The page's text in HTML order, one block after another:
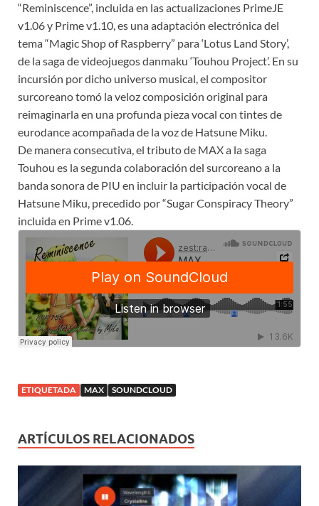
“Reminiscence”, incluida en las actualizaciones PrimeJE
v1.06 y Prime v1.10, es una adaptación electrónica del
tema “Magic Shop of Raspberry” para ‘Lotus Land Story’,
de la saga de videojuegos danmaku ‘Touhou Project’. En su
incursión por dicho universo musical, el compositor
surcoreano tomó la veloz composición original para
reimaginarla en una profunda pieza vocal con tintes de
eurodance acompañada de la voz de Hatsune Miku.
De manera consecutiva, el tributo de MAX a la saga
Touhou es la segunda colaboración del surcoreano a la
banda sonora de PIU en incluir la participación vocal de
Hatsune Miku, precedido por “Sugar Conspiracy Theory”
incluida en Prime v1.06.
ETIQUETADA MAX SOUNDCLOUD
ARTÍCULOS RELACIONADOS